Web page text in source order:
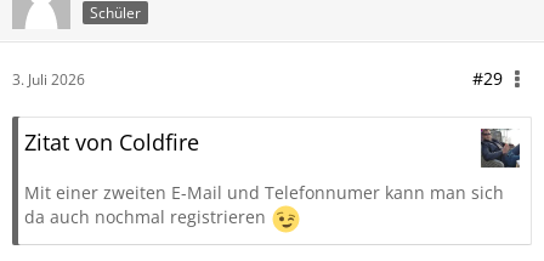
Schüler
3. Juli 2026 #29
Zitat von Coldfire
Mit einer zweiten E-Mail und Telefonnumer kann man sich
da auch nochmal registrieren